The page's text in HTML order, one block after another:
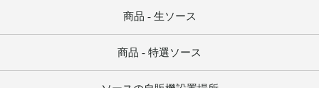
商品 - 生ソース
商品 - 特選ソース